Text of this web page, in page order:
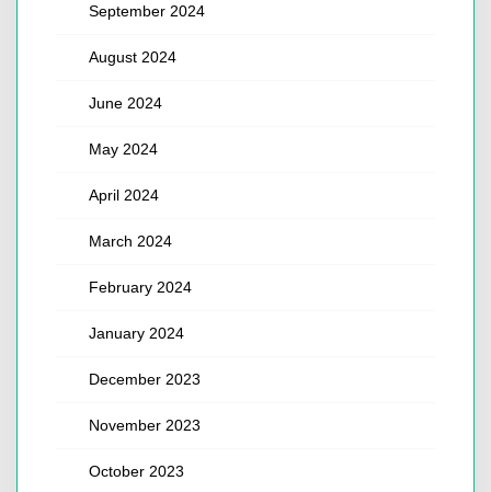
September 2024
August 2024
June 2024
May 2024
April 2024
March 2024
February 2024
January 2024
December 2023
November 2023
October 2023